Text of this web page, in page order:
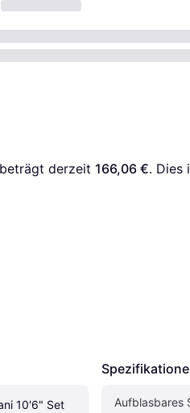
beträgt derzeit 166,06 €. Dies
10'6" Set Aufblasbares